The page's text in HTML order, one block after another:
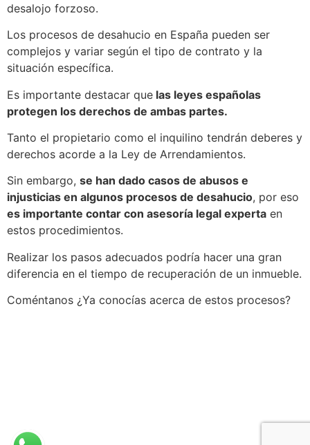
desalojo forzoso.
Los procesos de desahucio en España pueden ser
complejos y variar según el tipo de contrato y la
situación específica.
Es importante destacar que las leyes españolas
protegen los derechos de ambas partes.
Tanto el propietario como el inquilino tendrán deberes y
derechos acorde a la Ley de Arrendamientos.
Sin embargo, se han dado casos de abusos e
injusticias en algunos procesos de desahucio, por eso
es importante contar con asesoría legal experta en
estos procedimientos.
Realizar los pasos adecuados podría hacer una gran
diferencia en el tiempo de recuperación de un inmueble.
Coméntanos ¿Ya conocías acerca de estos procesos?
Políticas de